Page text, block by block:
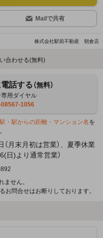
Mailで共有
株式会社駅前不動産 朝倉店
合わせる(無料)
話する（無料）
用ダイヤル
1056
・駅からの距離・マンション名 を
月末月初は営業）、夏季休業
)より通常営業）
せん。
問合せはお断りしております。